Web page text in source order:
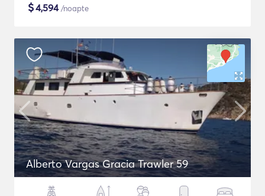
$4,594/noapte
Alberto Vargas Gracia Trawler 59